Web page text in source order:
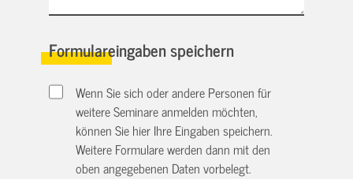
Formulareingaben speichern
Wenn Sie sich oder andere Personen für
weitere Seminare anmelden möchten,
können Sie hier Ihre Eingaben speichern.
Weitere Formulare werden dann mit den
oben angegebenen Daten vorbelegt.